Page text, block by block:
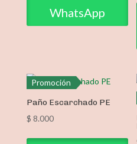
WhatsApp
Promoción
Paño Escarchado PE
$ 8.000